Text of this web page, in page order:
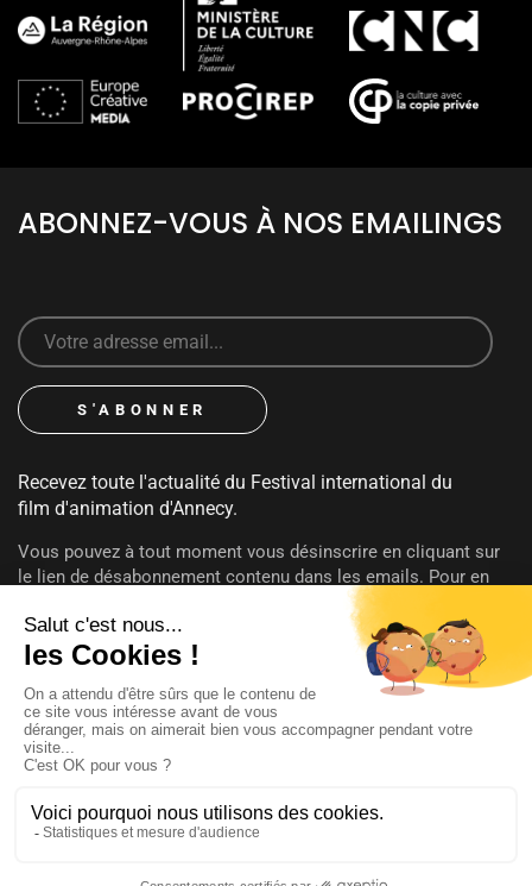
ABONNEZ-VOUS À NOS EMAILINGS
Recevez toute l'actualité du Festival international du
film d'animation d'Annecy.
Vous pouvez à tout moment vous désinscrire en cliquant sur
le lien de désabonnement contenu dans les emails. Pour en
savoir plus sur vos droits consultez notrepolitique de
confidentialité.
SUIVEZ-NOUS